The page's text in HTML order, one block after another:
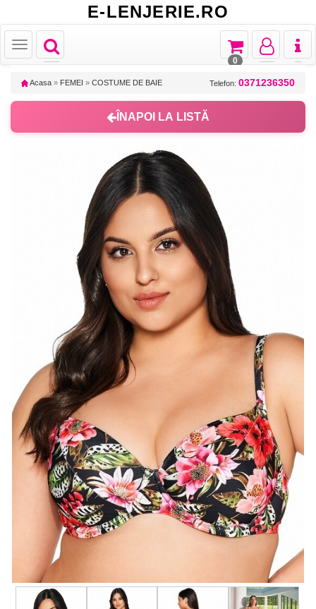
E-LENJERIE.RO
Toggle
navigation
Toggle
Toggle
navigation
Toggle
navigation
Toggle
navigation
0
Acasa » FEMEI » COSTUME DE BAIE Telefon: 0371236350
ÎNAPOI LA LISTĂ